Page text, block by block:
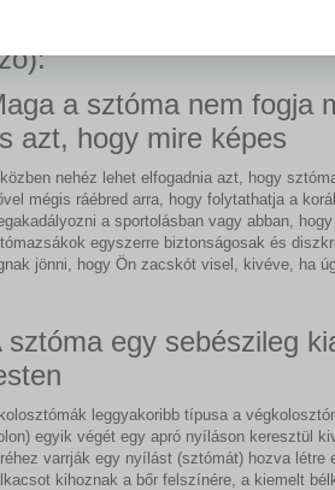
a sztóma nem fogja
azt, hogy mire képes
nehéz lehet elfogadnia azt, hogy
mégis ráébred arra, hogy folytathatja a
a sportolásban vagy abban,
egyszerre biztonságosak és
jönni, hogy Ön zacskót visel, kivéve, ha
sztóma egy sebészileg
leggyakoribb típusa a
egyik végét egy apró nyíláson keresztül
varrják egy nyílást (sztómát) hozva
kihoznak a bőr felszínére, a kiemelt